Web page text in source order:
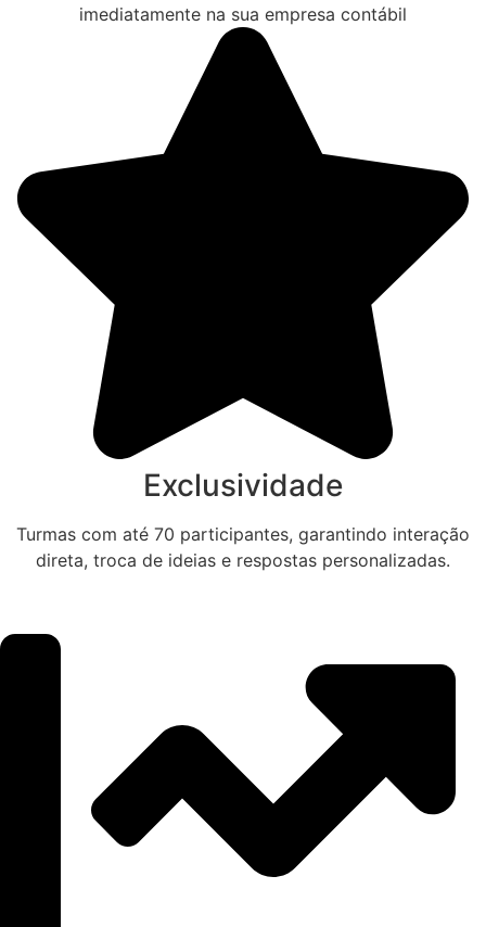
imediatamente na sua empresa contábil
Exclusividade
Turmas com até 70 participantes, garantindo interação
direta, troca de ideias e respostas personalizadas.